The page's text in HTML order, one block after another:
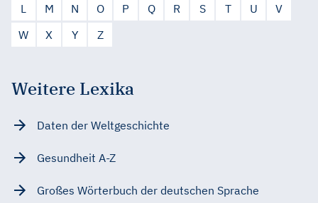
L
M N O P Q R S T U
V
W
X Y Z
Weitere Lexika
Daten der Weltgeschichte
Gesundheit A-Z
Großes Wörterbuch der deutschen Sprache